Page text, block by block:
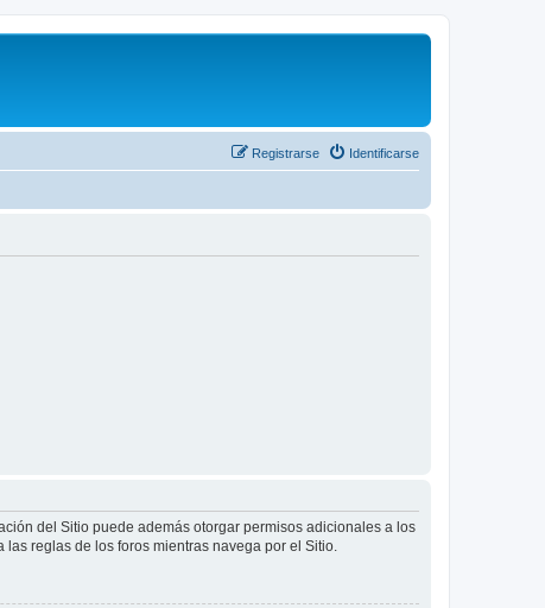
Identificarse
Registrarse
del Sitio puede además otorgar permisos adicionales a los
reglas de los foros mientras navega por el Sitio.